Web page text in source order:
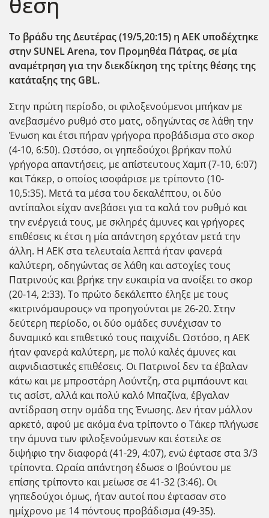
Το βράδυ της Δευτέρας (19/5,20:15) η ΑΕΚ υποδέχτηκε
στην SUNEL Arena, τον Προμηθέα Πάτρας, σε μία
αναμέτρηση για την διεκδίκηση της τρίτης θέσης της
κατάταξης της GBL.
Στην πρώτη περίοδο, οι φιλοξενούμενοι μπήκαν με
ανεβασμένο ρυθμό στο ματς, οδηγώντας σε λάθη την
Ένωση και έτσι πήραν γρήγορα προβάδισμα στο σκορ
(4-10, 6:50). Ωστόσο, οι γηπεδούχοι βρήκαν πολύ
γρήγορα απαντήσεις, με απίστευτους Χαμπ (7-10, 6:07)
και Τάκερ, ο οποίος ισοφάρισε με τρίποντο (10-
10,5:35). Μετά τα μέσα του δεκαλέπτου, οι δύο
αντίπαλοι είχαν ανεβάσει για τα καλά τον ρυθμό και
την ενέργειά τους, με σκληρές άμυνες και γρήγορες
επιθέσεις κι έτσι η μία απάντηση ερχόταν μετά την
άλλη. Η ΑΕΚ στα τελευταία λεπτά ήταν φανερά
καλύτερη, οδηγώντας σε λάθη και αστοχίες τους
Πατρινούς και βρήκε την ευκαιρία να ανοίξει το σκορ
(20-14, 2:33). Το πρώτο δεκάλεπτο έληξε με τους
«κιτρινόμαυρους» να προηγούνται με 26-20. Στην
δεύτερη περίοδo, οι δύο ομάδες συνέχισαν το
δυναμικό και επιθετικό τους παιχνίδι. Ωστόσο, η ΑΕΚ
ήταν φανερά καλύτερη, με πολύ καλές άμυνες και
αιφνιδιαστικές επιθέσεις. Oι Πατρινοί δεν τα έβαλαν
κάτω και με μπροστάρη Λούντζη, στα ριμπάουντ και
τις ασίστ, αλλά και πολύ καλό Μπαζίνα, έβγαλαν
αντίδραση στην ομάδα της Ένωσης. Δεν ήταν μάλλον
αρκετό, αφού με ακόμα ένα τρίποντο ο Τάκερ πλήγωσε
την άμυνα των φιλοξενούμενων και έστειλε σε
διψήφιο την διαφορά (41-29, 4:07), ενώ έφτασε στα 3/3
τρίποντα. Ωραία απάντηση έδωσε ο Ιβούντου με
επίσης τρίποντο και μείωσε σε 41-32 (3:46). Οι
γηπεδούχοι όμως, ήταν αυτοί που έφτασαν στο
ημίχρονο με 14 πόντους προβάδισμα (49-35).